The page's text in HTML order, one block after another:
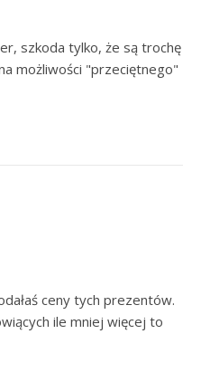
szkoda tylko, że są trochę
możliwości "przeciętnego"
ceny tych prezentów.
ile mniej więcej to